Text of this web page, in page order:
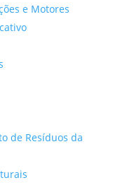
e Motores
de Resíduos da